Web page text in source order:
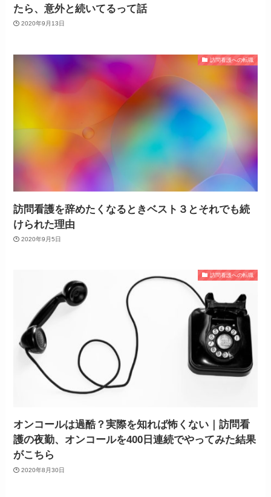
たら、意外と続いてるって話
2020年9月13日
訪問看護への転職
訪問看護を辞めたくなるときベスト３とそれでも続
けられた理由
2020年9月5日
訪問看護への転職
オンコールは過酷？実際を知れば怖くない｜訪問看
護の夜勤、オンコールを400日連続でやってみた結果
がこちら
2020年8月30日